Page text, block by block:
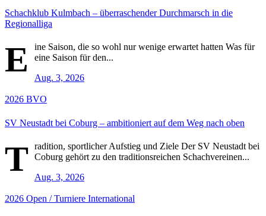
Schachklub Kulmbach – überraschender Durchmarsch in die
Regionalliga
E
ine Saison, die so wohl nur wenige erwartet hatten Was für
eine Saison für den...
Aug. 3, 2026
2026 BVO
SV Neustadt bei Coburg – ambitioniert auf dem Weg nach oben
T radition, sportlicher Aufstieg und Ziele Der SV Neustadt bei
Coburg gehört zu den traditionsreichen Schachvereinen...
Aug. 3, 2026
2026 Open / Turniere International